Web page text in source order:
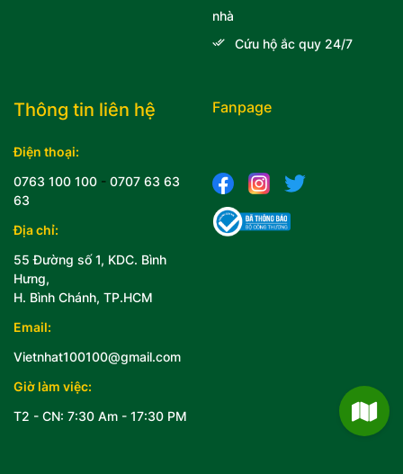
Thông tin liên hệ
Điện thoại:
0763 100 100 - 0707 63 63
63
Địa chỉ:
55 Đường số 1, KDC. Bình
Hưng,
H. Bình Chánh, TP.HCM
Email:
Vietnhat100100@gmail.com
Giờ làm việc:
T2 - CN: 7:30 Am - 17:30 PM
nhà
Cứu hộ ắc quy 24/7
Fanpage